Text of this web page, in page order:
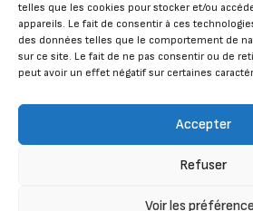
telles que les cookies pour stocker et/ou
appareils. Le fait de consentir à ces
des données telles que le comportement de
sur ce site. Le fait de ne pas consentir ou de
peut avoir un effet négatif sur certaines
Accepter
Refuser
Voir les
Se